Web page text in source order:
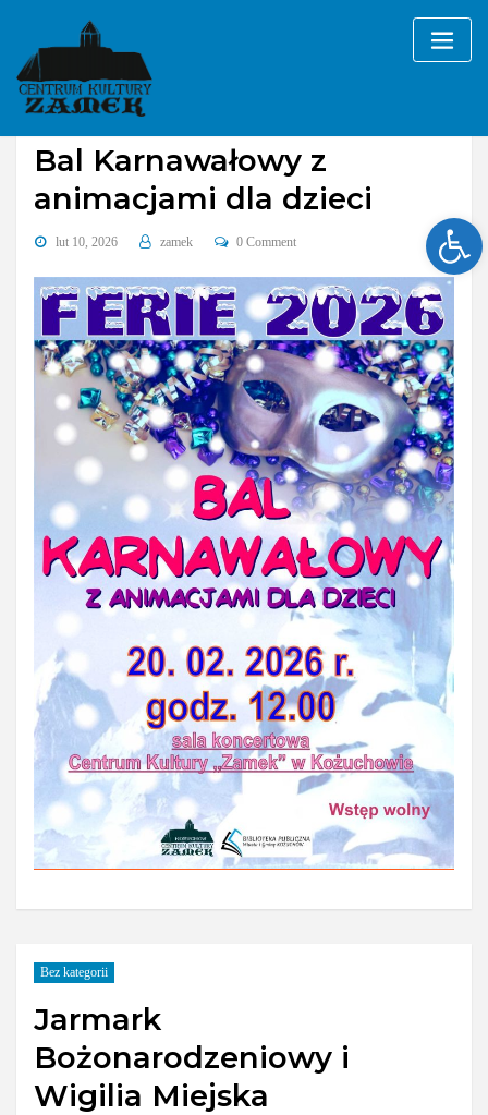
content
Bez kategorii
Bal Karnawałowy z
animacjami dla dzieci
lut 10, 2026 zamek 0 Comment
Bez kategorii
Jarmark
Bożonarodzeniowy i
Wigilia Miejska